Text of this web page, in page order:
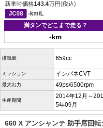
新車時価格143.4万円(税込)
JC08
-km/L
満タンでどこまで走る？
-km
排気量 659cc
ミッション インパネCVT
最大出力 49ps/6500rpm
生産期間
2014年12月～201
5年09月
660 X アンシャンテ 助手席回転